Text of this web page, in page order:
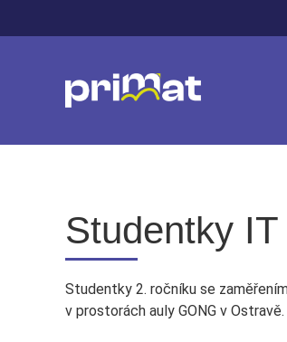
Studentky
Studentky 2. ročníku se
v prostorách auly GONG v